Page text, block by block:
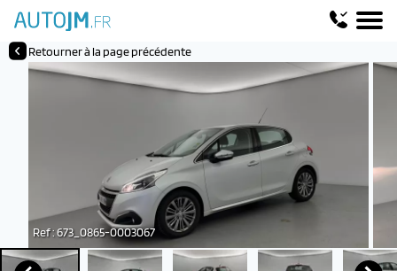
Retourner à la page précédente
Ref : 673_0865-0003067